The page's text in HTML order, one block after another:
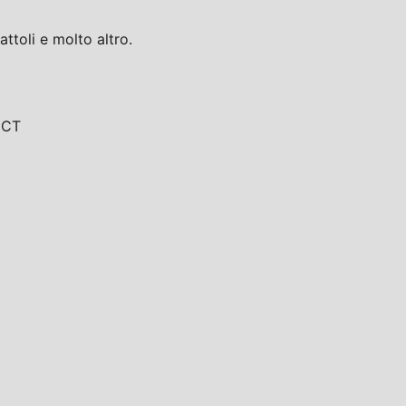
e molto altro.